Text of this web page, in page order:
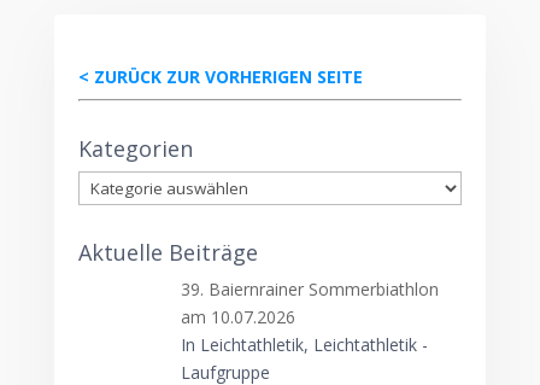
< ZURÜCK ZUR VORHERIGEN SEITE
Kategorien
Kategorien
Aktuelle Beiträge
39. Baiernrainer Sommerbiathlon
am 10.07.2026
In Leichtathletik, Leichtathletik -
Laufgruppe